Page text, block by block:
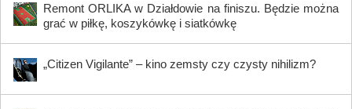
Remont ORLIKA w Działdowie na finiszu. Będzie można
grać w piłkę, koszykówkę i siatkówkę
„Citizen Vigilante” – kino zemsty czy czysty nihilizm?